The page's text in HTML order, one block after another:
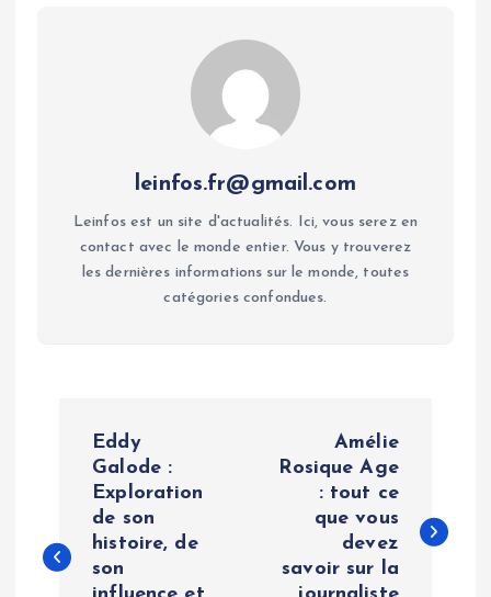
leinfos.fr@gmail.com
Leinfos est un site d'actualités. Ici, vous serez en
contact avec le monde entier. Vous y trouverez
les dernières informations sur le monde, toutes
catégories confondues.
t
Eddy
Galode :
Exploration
de son
histoire, de
son
Amélie
Rosique Age
: tout ce
que vous
devez
savoir sur la